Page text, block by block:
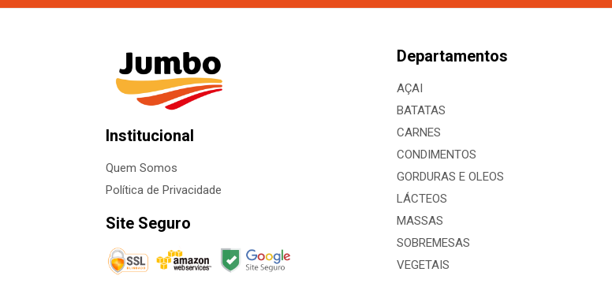
Institucional
Quem Somos
Política de Privacidade
Site Seguro
Departamentos
AÇAI
BATATAS
CARNES
CONDIMENTOS
GORDURAS E OLEOS
LÁCTEOS
MASSAS
SOBREMESAS
VEGETAIS